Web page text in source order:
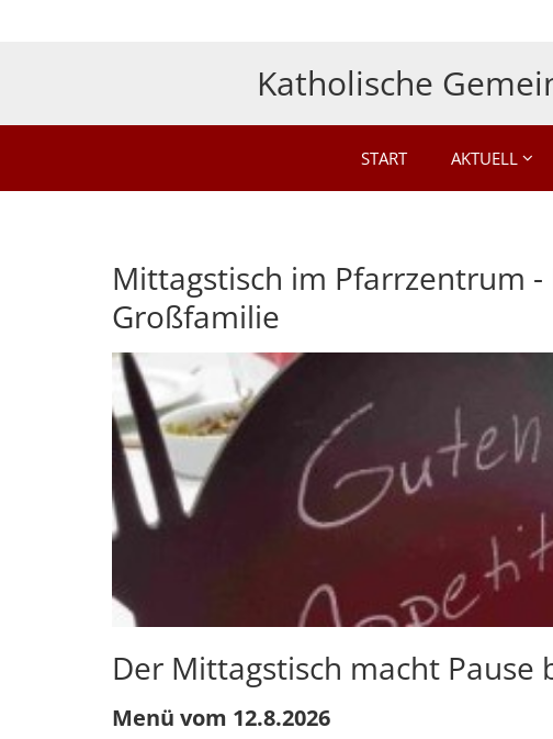
Katholische
START AKTUELL
Mittagstisch im Pfarrzentrum -
Großfamilie
Der Mittagstisch macht Pause
Menü vom 12.8.2026